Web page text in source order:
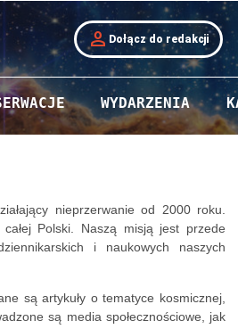
person Dołącz do redakcji
WYDARZENIA
nieprzerwanie od 2000 roku.
Polski. Naszą misją jest przede
i naukowych naszych
są artykuły o tematyce kosmicznej,
są media społecznościowe, jak